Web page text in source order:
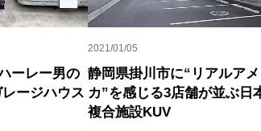
ーレー男の
ージハウス
2021/01/05
静岡県掛川市に“リアルアメ
カ”を感じる3店舗が並ぶ日
複合施設KUV